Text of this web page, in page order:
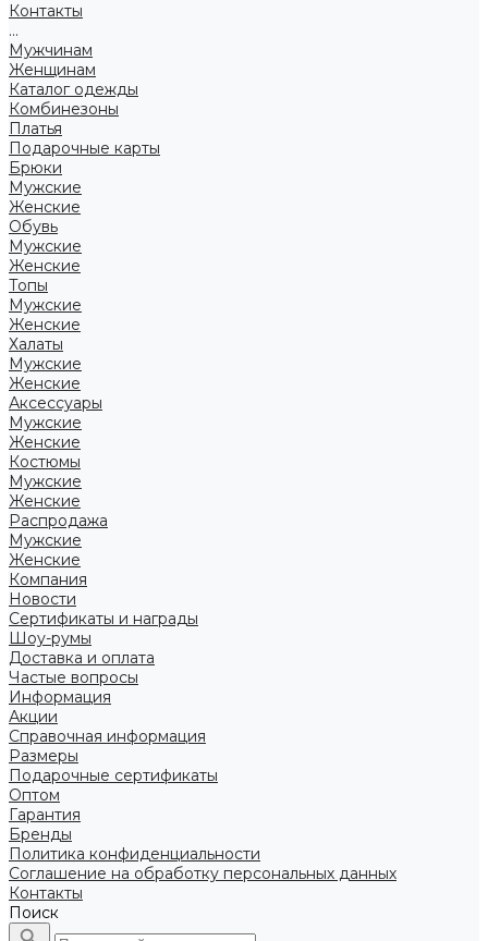
Контакты
...
Мужчинам
Женщинам
Каталог одежды
Комбинезоны
Платья
Подарочные карты
Брюки
Мужские
Женские
Обувь
Мужские
Женские
Топы
Мужские
Женские
Халаты
Мужские
Женские
Аксессуары
Мужские
Женские
Костюмы
Мужские
Женские
Распродажа
Мужские
Женские
Компания
Новости
Сертификаты и награды
Шоу-румы
Доставка и оплата
Частые вопросы
Информация
Акции
Справочная информация
Размеры
Подарочные сертификаты
Оптом
Гарантия
Бренды
Политика конфиденциальности
Соглашение на обработку персональных данных
Контакты
Поиск